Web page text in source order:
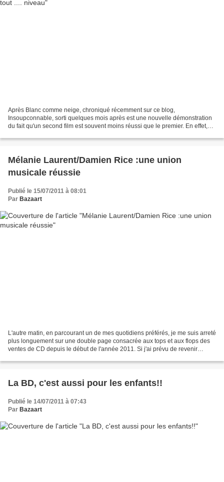
Après Blanc comme neige, chroniqué récemment sur ce blog,
Insoupconnable, sorti quelques mois après est une nouvelle démonstration
du fait qu'un second film est souvent moins réussi que le premier. En effet,
Mélanie Laurent/Damien Rice :une union
musicale réussie
Publié le 15/07/2011 à 08:01
Par Bazaart
L'autre matin, en parcourant un de mes quotidiens préférés, je me suis arreté
plus longuement sur une double page consacrée aux tops et aux flops des
ventes de CD depuis le début de l'année 2011. Si j'ai prévu de revenir
La BD, c'est aussi pour les enfants!!
Publié le 14/07/2011 à 07:43
Par Bazaart